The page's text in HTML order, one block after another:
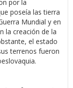
por la
poseía las tierra
Mundial y en
la creación de la
el estado
terrenos fueron